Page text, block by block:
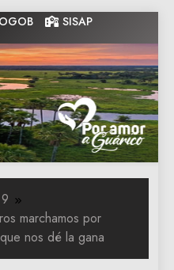
SISAP
Gobernacion
de Guarico
Gobernacion de Guarico
9
marchamos por
nos dé la gana